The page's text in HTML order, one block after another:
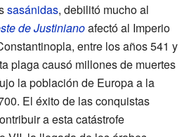
sasánidas, debilitó mucho al
de Justinianoafectó al Imperio
entre los años 541 y
plaga causó millones de muertes
la población de Europa a la
El éxito de las conquistas
a esta catástrofe